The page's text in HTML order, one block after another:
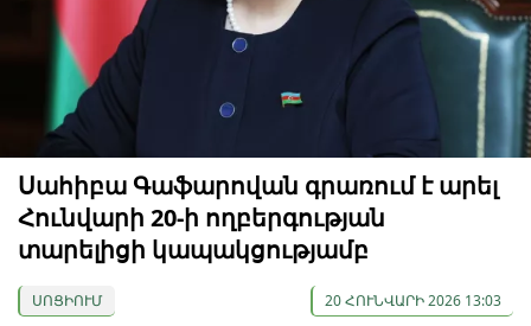
Սահիբա Գաֆարովան գրառում է արել
Հունվարի 20-ի ողբերգության
տարելիցի կապակցությամբ
ՍՈՑԻՈՒՄ 20 ՀՈՒՆՎԱՐԻ 2026 13:03